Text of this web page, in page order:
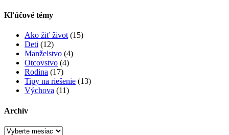
Kľúčové témy
Ako žiť život (15)
Deti (12)
Manželstvo (4)
Otcovstvo (4)
Rodina (17)
Tipy na riešenie (13)
Výchova (11)
Archív
Archív